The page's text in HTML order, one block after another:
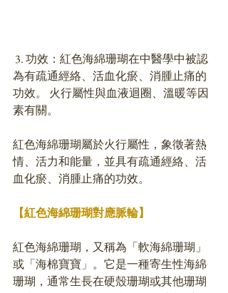
為有疏通經絡、活血化瘀、消腫止痛的
功效。 火行屬性與血液迴圈、溫暖等因
素有關。
紅色海綿珊瑚屬於火行屬性，象徵著熱
情、活力和能量，並具有疏通經絡、活
血化瘀、消腫止痛的功效。
【紅色海綿珊瑚對應脈輪】
紅色海綿珊瑚，又稱為「軟海綿珊瑚」
或「海棉寶寶」。它是一種寄生性海綿
珊瑚，通常生長在硬殼珊瑚或其他珊瑚